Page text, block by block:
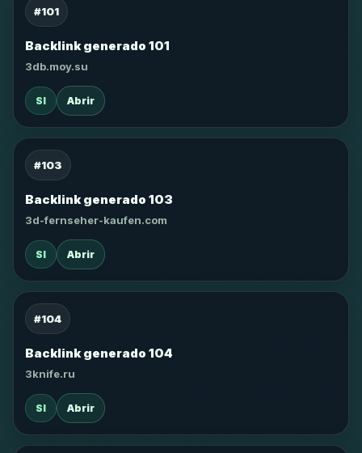
#101
Backlink generado 101
3db.moy.su
SI Abrir
#103
Backlink generado 103
3d-fernseher-kaufen.com
SI Abrir
#104
Backlink generado 104
3knife.ru
SI Abrir